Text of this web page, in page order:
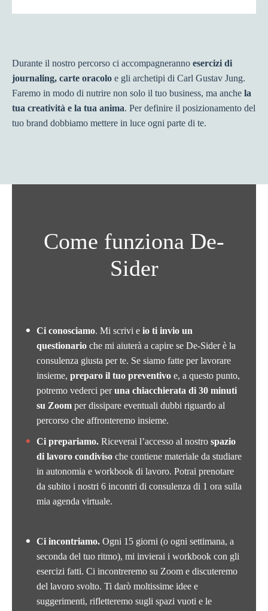
Durante il nostro percorso ci accompagneranno esercizi di
journaling, carte oracolo e gli archetipi di Carl Gustav Jung.
Faremo in modo di nutrire non solo il tuo business, ma anche la
tua creatività e la tua anima. Per definire il posizionamento del
tuo brand dobbiamo mettere in luce ogni parte di te.
Come funziona De-
Sider
Ci conosciamo. Mi scrivi e io ti invio un
questionario che mi aiuterà a capire se De-Sider è la
consulenza giusta per te. Se siamo fatte per lavorare
insieme, preparo il tuo preventivo e, a questo punto,
potremo vederci peruna chiacchierata di 30 minuti
su Zoom per dissipare eventuali dubbi riguardo al
percorso che affronteremo insieme.
Ci prepariamo. Riceverai l’accesso al nostro spazio
di lavoro condiviso che contiene materiale da studiare
in autonomia e workbook di lavoro. Potrai prenotare
da subito i nostri 6 incontri di consulenza di 1 ora sulla
mia agenda virtuale.
Ci incontriamo. Ogni 15 giorni (o ogni settimana, a
seconda del tuo ritmo), mi invierai i workbook con gli
esercizi fatti. Ci incontreremo su Zoom e discuteremo
del lavoro svolto. Ti darò moltissime idee e
suggerimenti, rifletteremo sugli spazi vuoti e le